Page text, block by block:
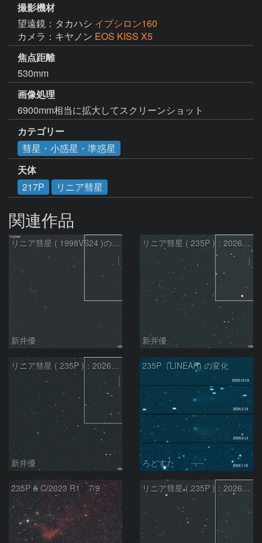
撮影機材
望遠鏡：タカハシ イプシロン160
カメラ：キヤノン EOS KISS X5
焦点距離
530mm
画像処理
6900mm相当に拡大してスクリーンショット
カテゴリー
彗星・小惑星・準惑星
天体
217P
リニア彗星
関連作品
リニア彗星 ( 1998VS24 )の予報位置：2026/07/27
新井優
リニア彗星 ( 235P )：2026/07/09
新井優
リニア彗星 ( 235P )：2026/07/08
新井優
235P（LINEAR) の変化
ろどすた
235P & C/2023 R1 7/9 リニア彗星 ( 235P )：2026/05/20